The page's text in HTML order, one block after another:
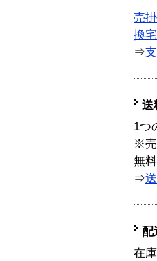
売
換
⇒
送
1つ
※売
無料
⇒
配
在